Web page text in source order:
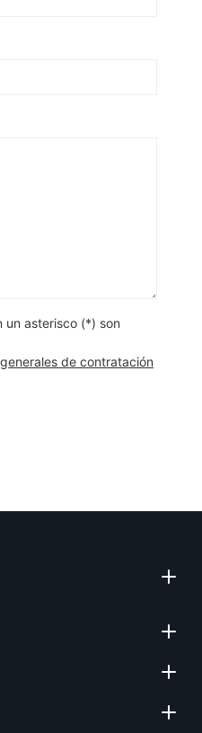
un asterisco (*) son
de contratación